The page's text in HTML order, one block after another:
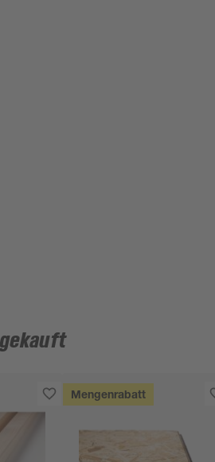
Mengenrabatt